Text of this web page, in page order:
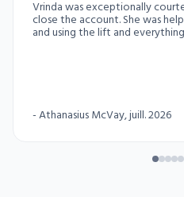
Vrinda was exceptionally
close the account. She was
and using the lift and
-Athanasius McVay, juill. 2026